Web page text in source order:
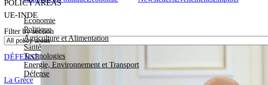
POLICY AREAS
Economie
Politique
Agriculture et Alimentation
Santé
Technologies
Energie, Environnement et Transport
Défense
UE-INDE
Filter by section
La Grèce
DÉFENSE